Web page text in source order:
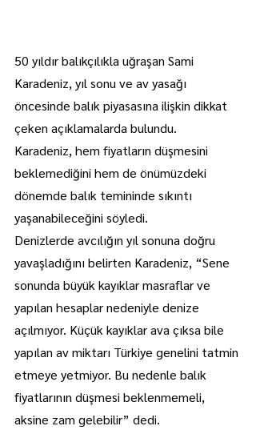
50 yıldır balıkçılıkla uğraşan Sami
Karadeniz, yıl sonu ve av yasağı
öncesinde balık piyasasına ilişkin dikkat
çeken açıklamalarda bulundu.
Karadeniz, hem fiyatların düşmesini
beklemediğini hem de önümüzdeki
dönemde balık temininde sıkıntı
yaşanabileceğini söyledi.
Denizlerde avcılığın yıl sonuna doğru
yavaşladığını belirten Karadeniz, “Sene
sonunda büyük kayıklar masraflar ve
yapılan hesaplar nedeniyle denize
açılmıyor. Küçük kayıklar ava çıksa bile
yapılan av miktarı Türkiye genelini tatmin
etmeye yetmiyor. Bu nedenle balık
fiyatlarının düşmesi beklenmemeli,
aksine zam gelebilir” dedi.